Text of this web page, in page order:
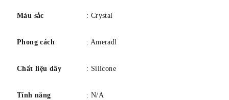
Màu sắc : Crystal
Phong cách : Ameradl
Chất liệu dây : Silicone
Tính năng : N/A